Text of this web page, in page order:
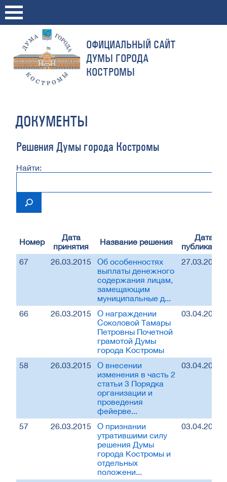
ОФИЦИАЛЬНЫЙ САЙТ
ДУМЫ ГОРОДА
КОСТРОМЫ
ДОКУМЕНТЫ
Решения Думы города Костромы
Найти:
Номер
Дата
принятия
Название решения
Дата
публикации
67
26.03.2015
Об особенностях
выплаты денежного
содержания лицам,
замещающим
муниципальные д...
27.03.2015
66 26.03.2015
О награждении
Соколовой Тамары
Петровны Почетной
грамотой Думы
города Костромы
03.04.2015
58 26.03.2015
О внесении
изменения в часть 2
статьи 3 Порядка
организации и
проведения
фейерве...
03.04.2015
57 26.03.2015
О признании
утратившими силу
решения Думы
города Костромы и
отдельных
положени...
03.04.2015